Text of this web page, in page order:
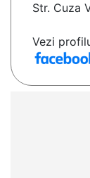
Str. Cuza
Vezi